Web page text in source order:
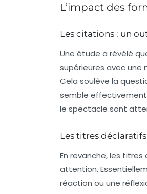
L’impact des
Les citations : un
Une étude a révélé
supérieures avec une
Cela soulève la
semble
le spectacle sont
Les titres
En revanche, les
attention.
réaction ou une